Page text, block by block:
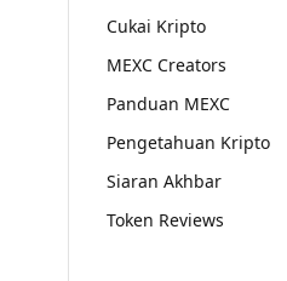
Cukai Kripto
MEXC Creators
Panduan MEXC
Pengetahuan Kripto
Siaran Akhbar
Token Reviews